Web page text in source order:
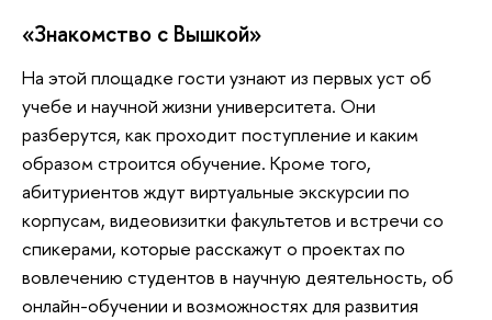
«Знакомство с Вышкой»
На этой площадке гости узнают из первых уст об
учебе и научной жизни университета. Они
разберутся, как проходит поступление и каким
образом строится обучение. Кроме того,
абитуриентов ждут виртуальные экскурсии по
корпусам, видеовизитки факультетов и встречи со
спикерами, которые расскажут о проектах по
вовлечению студентов в научную деятельность, об
онлайн-обучении и возможностях для развития